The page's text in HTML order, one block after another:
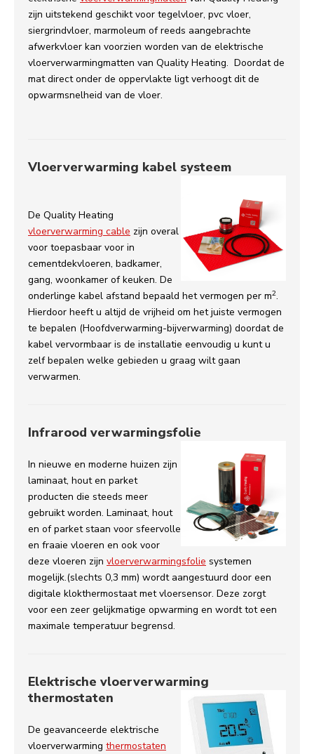
zijn uitstekend geschikt voor tegelvloer, pvc vloer,
siergrindvloer, marmoleum of reeds aangebrachte
afwerkvloer kan voorzien worden van de elektrische
vloerverwarmingmatten van Quality Heating. Doordat de
mat direct onder de oppervlakte ligt verhoogt dit de
opwarmsnelheid van de vloer.
Vloerverwarming kabel systeem
De Quality Heating
vloerverwarming cable zijn overal
voor toepasbaar voor in
cementdekvloeren, badkamer,
gang, woonkamer of keuken. De
onderlinge kabel afstand bepaald het vermogen per m2.
Hierdoor heeft u altijd de vrijheid om het juiste vermogen
te bepalen (Hoofdverwarming-bijverwarming) doordat de
kabel vervormbaar is de installatie eenvoudig u kunt u
zelf bepalen welke gebieden u graag wilt gaan
verwarmen.
Infrarood verwarmingsfolie
In nieuwe en moderne huizen zijn
laminaat, hout en parket
producten die steeds meer
gebruikt worden. Laminaat, hout
en of parket staan voor sfeervolle
en fraaie vloeren en ook voor
deze vloeren zijn vloerverwarmingsfolie systemen
mogelijk.(slechts 0,3 mm) wordt aangestuurd door een
digitale klokthermostaat met vloersensor. Deze zorgt
voor een zeer gelijkmatige opwarming en wordt tot een
maximale temperatuur begrensd.
Elektrische vloerverwarming
thermostaten
De geavanceerde elektrische
vloerverwarming thermostaten